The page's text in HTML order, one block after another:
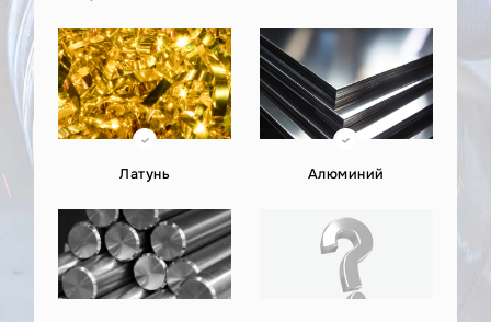
WhatsApp или на почту kp@металлэкспресс.рф.
Латунь Алюминий